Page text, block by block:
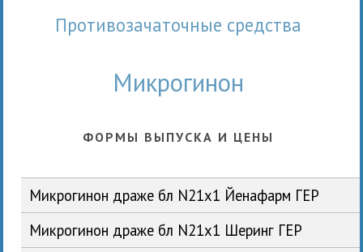
противозачаточные средства
Микрогинон
ФОРМЫ ВЫПУСКА И ЦЕНЫ
Микрогинон драже бл N21x1 Йенафарм ГЕР
Микрогинон драже бл N21x1 Шеринг ГЕР